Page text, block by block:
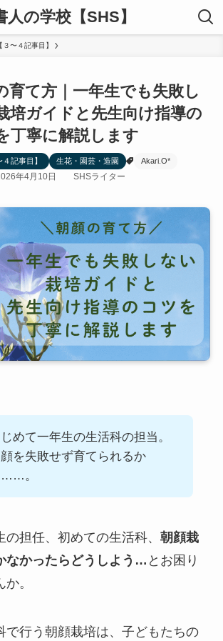
人の学校【SHS】
〜４記事目】
育て方｜一年生でも失敗し
培ガイドと先生向け指導の
丁寧に解説します
記事目】 生花・園芸・造園 Akari.O*
年4月10日 SHSライター
めて一年生の生活科の担当。
を失敗せず育てられるか
……。
担任、初めての生活科、 朝顔栽
なかったらどうしよう… とお困り
。
で行う朝顔栽培は、子どもたちの